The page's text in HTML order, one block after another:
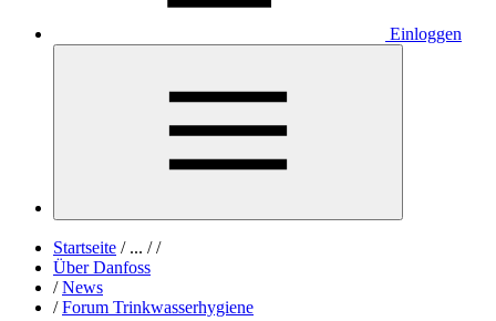
Einloggen
Startseite /... / /
Über Danfoss
/ News
/ Forum Trinkwasserhygiene